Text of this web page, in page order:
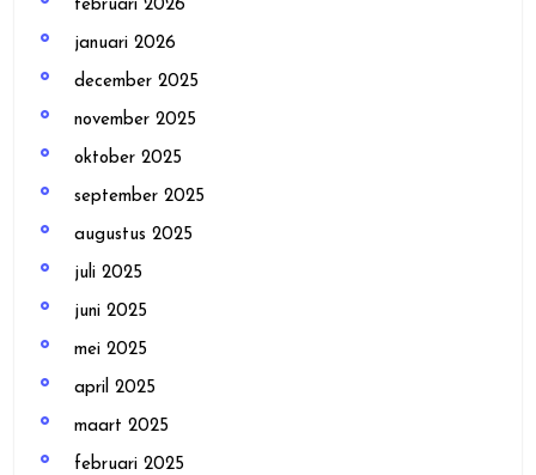
februari 2026
januari 2026
december 2025
november 2025
oktober 2025
september 2025
augustus 2025
juli 2025
juni 2025
mei 2025
april 2025
maart 2025
februari 2025